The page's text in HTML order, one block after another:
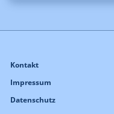
Kontakt
Impressum
Datenschutz